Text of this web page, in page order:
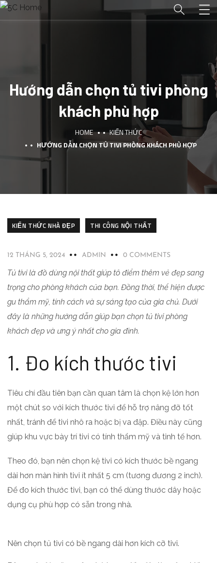
Hướng dẫn chọn tủ tivi phòng
khách phù hợp
HOME
KIẾN THỨC
HƯỚNG DẪN CHỌN TỦ TIVI PHÒNG KHÁCH PHÙ HỢP
KIẾN THỨC NHÀ ĐẸP THI CÔNG NỘI THẤT
12 THÁNG 5, 2024 ADMIN 0 COMMENTS
Tủ tivi là đồ dùng nội thất giúp tô điểm thêm vẻ đẹp sang
trọng cho phòng khách của bạn. Đồng thời, thể hiện được
gu thẩm mỹ, tính cách và sự sáng tạo của gia chủ. Dưới
đây là những hướng dẫn giúp bạn chọn tủ tivi phòng
khách đẹp và ưng ý nhất cho gia đình.
1. Đo kích thước tivi
Tiêu chí đầu tiên bạn cần quan tâm là chọn kệ lớn hơn
một chút so với kích thước tivi để hỗ trợ nâng đỡ tốt
nhất, tránh để tivi nhô ra hoặc bị va đập. Điều này cũng
giúp khu vực bày trí tivi có tính thẩm mỹ và tinh tế hơn.
Theo đó, bạn nên chọn kệ tivi có kích thước bề ngang
dài hơn màn hình tivi ít nhất 5 cm (tương đương 2 inch).
Để đo kích thước tivi, bạn có thể dùng thước dây hoặc
dụng cụ phù hợp có sẵn trong nhà.
Nên chọn tủ tivi có bề ngang dài hơn kích cỡ tivi.